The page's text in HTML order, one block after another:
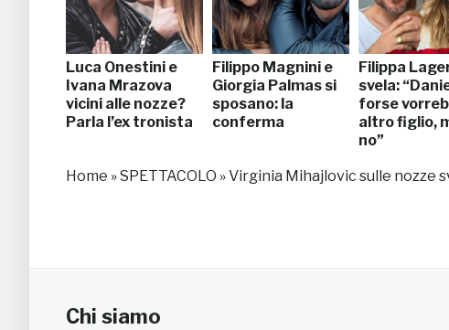
Luca Onestini e
Ivana Mrazova
vicini alle nozze?
Parla l’ex tronista
Filippo Magnini e
Giorgia Palmas si
sposano: la
conferma
Filippa
svela:
forse
altro figlio,
no”
Home »SPETTACOLO »Virginia Mihajlovic sulle nozze
Chi siamo